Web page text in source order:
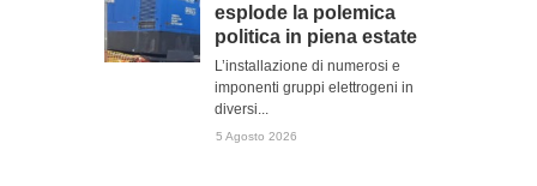
esplode la polemica
politica in piena estate
L’installazione di numerosi e
imponenti gruppi elettrogeni in
diversi...
5 Agosto 2026